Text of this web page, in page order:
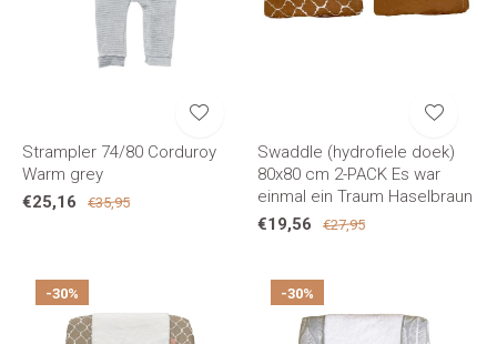
Strampler 74/80 Corduroy
Warm grey
€25,16
€35,95
Swaddle (hydrofiele doek)
80x80 cm 2-PACK Es war
einmal ein Traum Haselbraun
€19,56
€27,95
-30% -30%